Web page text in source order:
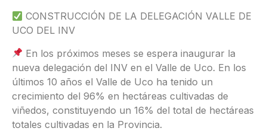
CONSTRUCCIÓN DE LA DELEGACIÓN VALLE DE
UCO DEL INV
En los próximos meses se espera inaugurar la
nueva delegación del INV en el Valle de Uco. En los
últimos 10 años el Valle de Uco ha tenido un
crecimiento del 96% en hectáreas cultivadas de
viñedos, constituyendo un 16% del total de hectáreas
totales cultivadas en la Provincia.